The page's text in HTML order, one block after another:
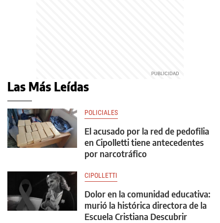
Las Más Leídas
POLICIALES
El acusado por la red de pedofilia
en Cipolletti tiene antecedentes
por narcotráfico
CIPOLLETTI
Dolor en la comunidad educativa:
murió la histórica directora de la
Escuela Cristiana Descubrir